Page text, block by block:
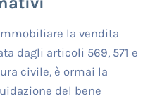
la vendita
dagli articoli 569, 571 e
civile, è ormai la
del bene